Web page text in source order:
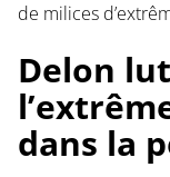
de milices
Delon
dans la